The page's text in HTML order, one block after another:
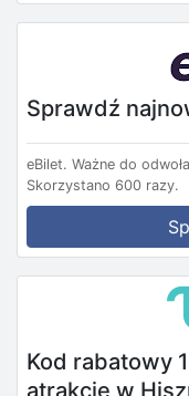
Sprawdź
eBilet. Ważne do
Skorzystano 600 razy.
Kod rabatowy
atrakcje w